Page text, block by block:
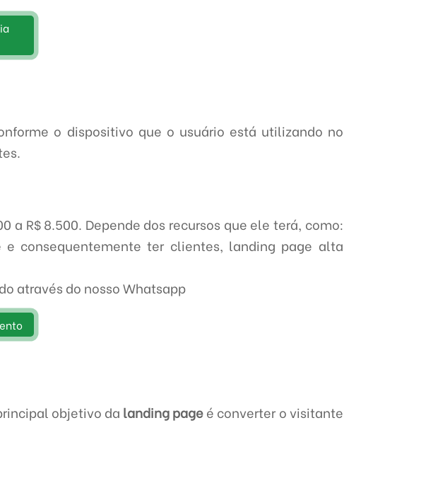
o dispositivo que o usuário está utilizando no
a R$ 8.500. Depende dos recursos que ele terá, como:
e consequentemente ter clientes, landing page alta
através do nosso Whatsapp
objetivo da landing pageé converter o visitante